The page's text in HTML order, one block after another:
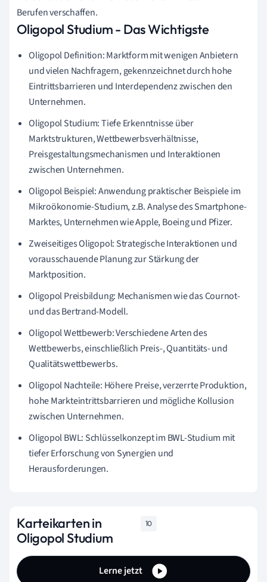
Berufen verschaffen.
Oligopol Studium - Das Wichtigste
Oligopol Definition: Marktform mit wenigen Anbietern
und vielen Nachfragern, gekennzeichnet durch hohe
Eintrittsbarrieren und Interdependenz zwischen den
Unternehmen.
Oligopol Studium: Tiefe Erkenntnisse über
Marktstrukturen, Wettbewerbsverhältnisse,
Preisgestaltungsmechanismen und Interaktionen
zwischen Unternehmen.
Oligopol Beispiel: Anwendung praktischer Beispiele im
Mikroökonomie-Studium, z.B. Analyse des Smartphone-
Marktes, Unternehmen wie Apple, Boeing und Pfizer.
Zweiseitiges Oligopol: Strategische Interaktionen und
vorausschauende Planung zur Stärkung der
Marktposition.
Oligopol Preisbildung: Mechanismen wie das Cournot-
und das Bertrand-Modell.
Oligopol Wettbewerb: Verschiedene Arten des
Wettbewerbs, einschließlich Preis-, Quantitäts- und
Qualitätswettbewerbs.
Oligopol Nachteile: Höhere Preise, verzerrte Produktion,
hohe Markteintrittsbarrieren und mögliche Kollusion
zwischen Unternehmen.
Oligopol BWL: Schlüsselkonzept im BWL-Studium mit
tiefer Erforschung von Synergien und
Herausforderungen.
Karteikarten in
Oligopol Studium
10
Lerne jetzt